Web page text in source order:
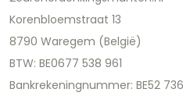
Korenbloemstraat 13
8790 Waregem (België)
BTW: BE0677 538 961
Bankrekeningnummer: BE52